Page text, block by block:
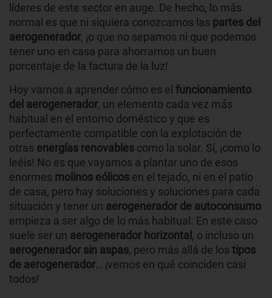
líderes de este sector en auge. De hecho, lo más
normal es que ni siquiera conozcamos las partes del
aerogenerador, ¡o que no sepamos ni que podemos
tener uno en casa para ahorrarnos un buen
porcentaje de la factura de la luz!
Hoy vamos a aprender cómo es el funcionamiento
del aerogenerador, un elemento cada vez más
habitual en el entorno doméstico y que es
perfectamente compatible con la explotación de
otras energías renovables como la solar. Sí, ¡como lo
leéis! No es que vayamos a plantar uno de esos
enormes molinos eólicos en el tejado, ni en el patio
de casa, pero hay soluciones y soluciones para cada
situación y tener un aerogenerador de autoconsumo
empieza a ser algo de lo más habitual. En este caso
suele ser un aerogenerador horizontal , o incluso un
aerogenerador sin aspas, pero más allá de los tipos
de aerogenerador… ¡vemos en qué coinciden casi
todos!